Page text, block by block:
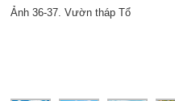
Ảnh 36-37. Vườn tháp Tổ